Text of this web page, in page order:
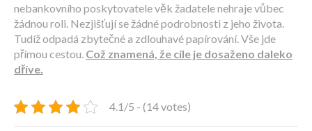
nebankovního poskytovatele věk žadatele nehraje vůbec
žádnou roli. Nezjišťují se žádné podrobnosti z jeho života.
Tudíž odpadá zbytečné a zdlouhavé papírování. Vše jde
přímou cestou. Což znamená, že cíle je dosaženo daleko
dříve.
4.1/5 - (14 votes)